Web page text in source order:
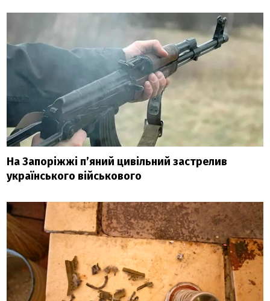
На Запоріжжі п’яний цивільний застрелив
українського військового